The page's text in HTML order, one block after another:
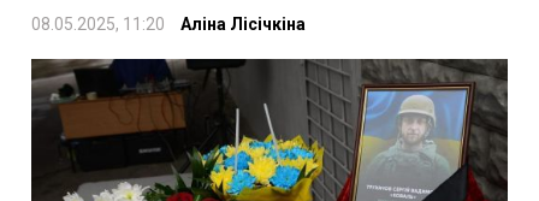
08.05.2025, 11:20 Аліна Лісічкіна